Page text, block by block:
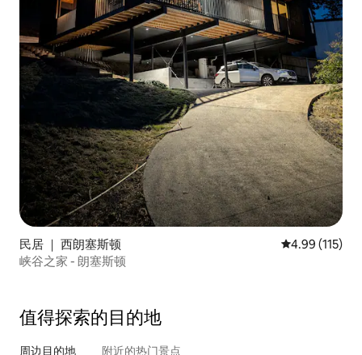
民居 ｜ 西朗塞斯顿 平均评分 4.99
4.99 (115)
峡谷之家 - 朗塞斯顿
值得探索的目的地
周边目的地 附近的热门景点